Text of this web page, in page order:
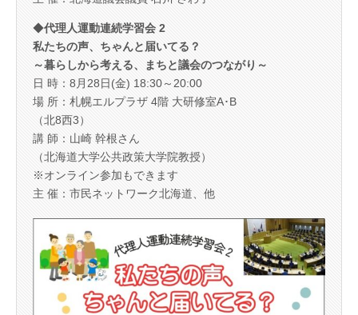
◆代理人運動連続学習会 2
私たちの声、ちゃんと届いてる？
～暮らしから考える、まちと議会のつながり～
日 時：8月28日(金) 18:30～20:00
場 所：札幌エルプラザ 4階 大研修室A･B
（北8西3）
講 師：山崎 幹根さん
（北海道大学公共政策大学院教授）
※オンライン参加もできます
主 催：市民ネットワーク北海道、他